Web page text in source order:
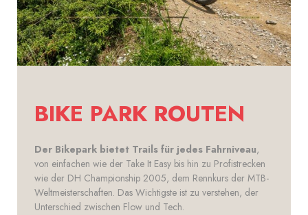
BIKE PARK ROUTEN
Der Bikepark bietet Trails für jedes Fahrniveau,
von einfachen wie der Take It Easy bis hin zu Profistrecken
wie der DH Championship 2005, dem Rennkurs der MTB-
Weltmeisterschaften. Das Wichtigste ist zu verstehen, der
Unterschied zwischen Flow und Tech.